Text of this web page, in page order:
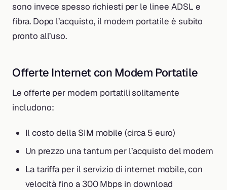
sono invece spesso richiesti per le linee ADSL e
fibra. Dopo l’acquisto, il modem portatile è subito
pronto all’uso.
Offerte Internet con Modem Portatile
Le offerte per modem portatili solitamente
includono:
Il costo della SIM mobile (circa 5 euro)
Un prezzo una tantum per l’acquisto del modem
La tariffa per il servizio di internet mobile, con
velocità fino a 300 Mbps in download